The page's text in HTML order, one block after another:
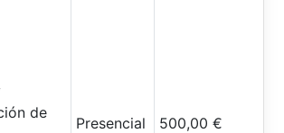
de
Presencial 500,00 €